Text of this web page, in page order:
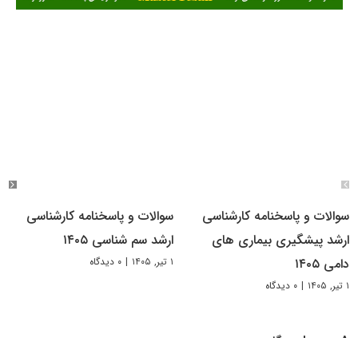
سوالات و پاسخنامه کارشناسی
ارشد پیشگیری بیماری های
دامی ۱۴۰۵
۱ تیر, ۱۴۰۵ | ۰ دیدگاه
سوالات و پاسخنامه کارشناسی
ارشد سم شناسی ۱۴۰۵
۱ تیر, ۱۴۰۵ | ۰ دیدگاه